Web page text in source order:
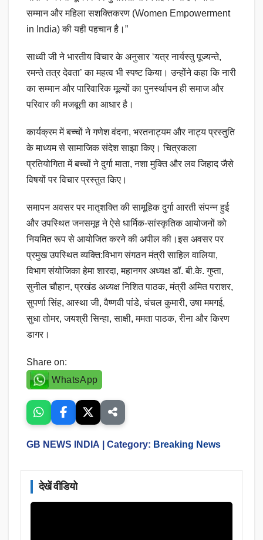
सम्मान और महिला सशक्तिकरण (Women Empowerment
in India) की यही पहचान है।”
साध्वी जी ने भारतीय विचार के अनुसार ‘यत्र नार्यस्तु पूज्यन्ते,
रमन्ते तत्र देवता’ का महत्व भी स्पष्ट किया। उन्होंने कहा कि नारी
का सम्मान और पारिवारिक मूल्यों का पुनर्स्थापन ही समाज और
परिवार की मजबूती का आधार है।
कार्यक्रम में बच्चों ने गणेश वंदना, भरतनाट्यम और नाट्य प्रस्तुति
के माध्यम से सामाजिक संदेश साझा किए। चित्रकला
प्रतियोगिता में बच्चों ने दुर्गा माता, नशा मुक्ति और लव जिहाद जैसे
विषयों पर विचार प्रस्तुत किए।
समापन अवसर पर मातृशक्ति की सामूहिक दुर्गा आरती संपन्न हुई
और उपस्थित जनसमूह ने ऐसे धार्मिक-सांस्कृतिक आयोजनों को
नियमित रूप से आयोजित करने की अपील की।इस अवसर पर
प्रमुख उपस्थित व्यक्ति:विभाग संगठन मंत्री साहिल वालिया,
विभाग संयोजिका हेमा शारदा, महानगर अध्यक्ष डॉ. बी.के. गुप्ता,
सुनील चौहान, प्रखंड अध्यक्ष निशित पाठक, मंत्री अमित पराशर,
सुपर्णा सिंह, आस्था जी, वैष्णवी पांडे, चंचल कुमारी, उषा ममगई,
सुधा तोमर, जयश्री सिन्हा, साक्षी, ममता पाठक, रीना और किरण
डागर।
Share on:
WhatsApp
GB NEWS INDIA | Category: Breaking News
देखें वीडियो